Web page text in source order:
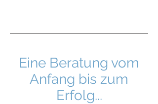
Eine Beratung vom
Anfang bis zum
Erfolg...